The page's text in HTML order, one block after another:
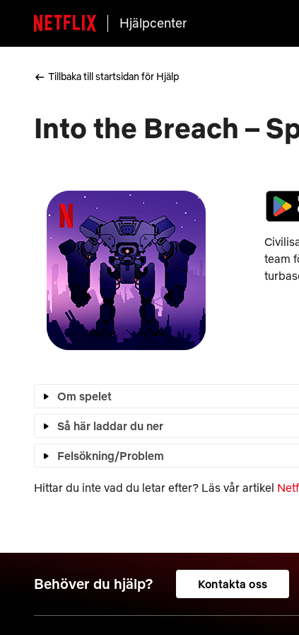
Hjälpcenter
Tillbaka till startsidan för Hjälp
Into the Breach –
team
Om spelet
Så här laddar du ner
Felsökning/Problem
Hittar du inte vad du letar efter? Läs vår artikel
Behöver du hjälp? Kontakta oss